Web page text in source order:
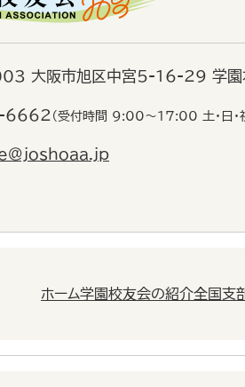
大阪市旭区中宮5-16-29 学園
6662 （受付時間 9:00〜17:00 土・日・
ホーム学園校友会の紹介全国支